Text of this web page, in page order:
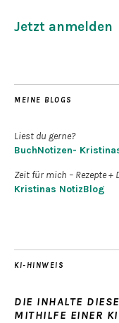
Jetzt anmelden
MEINE BLOGS
Liest du gerne?
BuchNotizen-
Zeit für mich – Rezepte +
Kristinas NotizBlog
KI-HINWEIS
DIE INHALTE
MITHILFE EINER KI